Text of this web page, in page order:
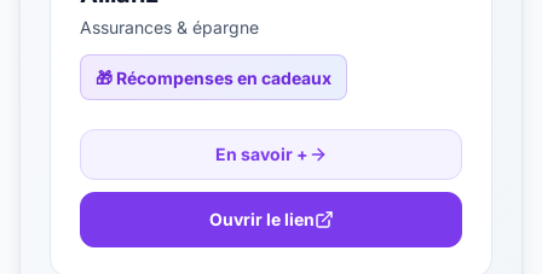
Assurances & épargne
🎁 Récompenses en cadeaux
En savoir +
Ouvrir le lien